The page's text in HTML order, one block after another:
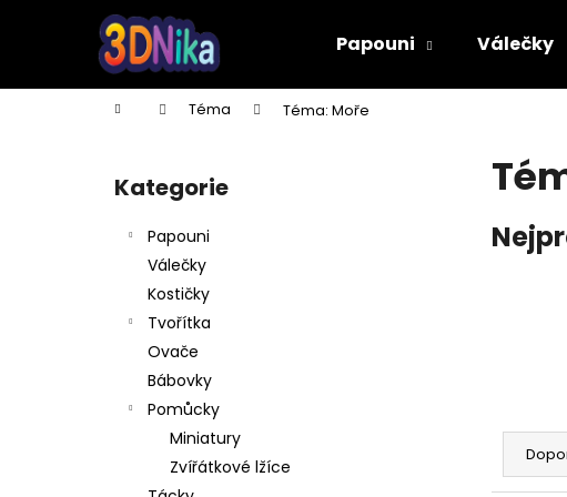
Papouni Válečky
Domů Téma Téma: Moře
Přeskočit
kategorie
Kategorie
Papouni
Válečky
Kostičky
Tvořítka
Ovače
Bábovky
Pomůcky
Miniatury
Zvířátkové lžíce
Ř
z
í
Zpět
do
Zpět
do
PÍŠŤALKA
ŽÍŽALA